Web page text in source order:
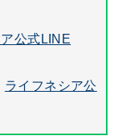
公式LINE
ライフネシア公